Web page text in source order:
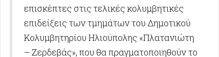
επισκέπτες στις τελικές κολυμβητικές
επιδείξεις των τμημάτων του Δημοτικού
Κολυμβητηρίου Ηλιούπολης «Πλατανιώτη
– Ζερδεβάς», που θα πραγματοποιηθούν το